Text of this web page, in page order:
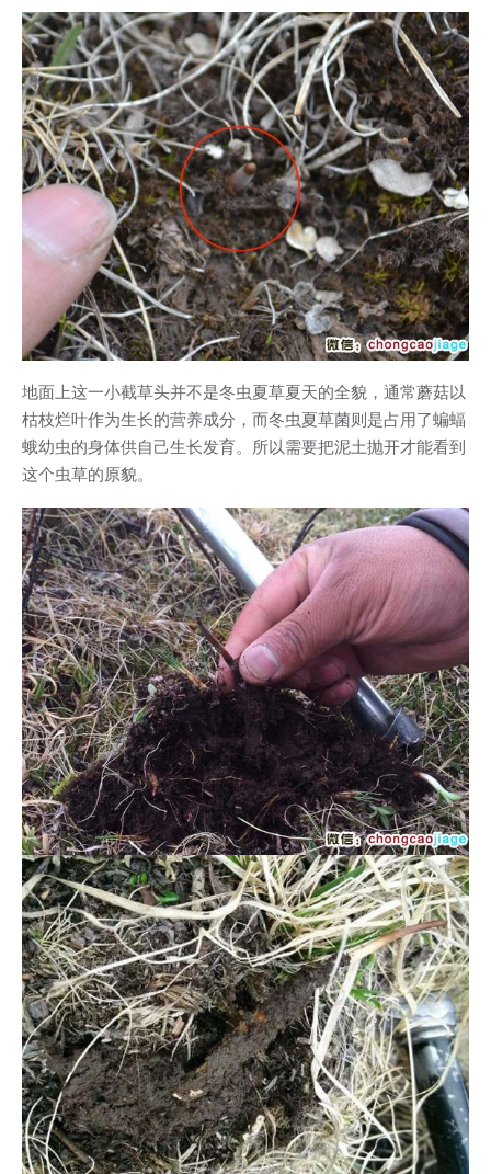
地面上这一小截草头并不是冬虫夏草夏天的全貌，通常蘑菇以
枯枝烂叶作为生长的营养成分，而冬虫夏草菌则是占用了蝙蝠
蛾幼虫的身体供自己生长发育。所以需要把泥土抛开才能看到
这个虫草的原貌。